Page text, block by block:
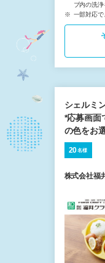
ブ内の洗浄
一部対応で
シェルミ
*応募画面
の色をお
20名様
株式会社福